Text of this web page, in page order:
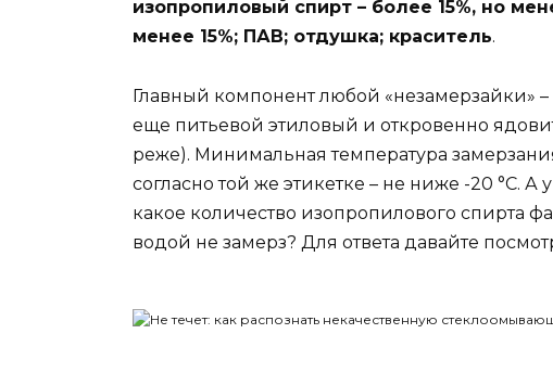
изопропиловый спирт – более 15%, но
менее 15%; ПАВ; отдушка; краситель.
Главный компонент любой «незамерзайки»
еще питьевой этиловый и откровенно
реже). Минимальная температура
согласно той же этикетке – не ниже -20 °C.
какое количество изопропилового спирта
водой не замерз? Для ответа давайте